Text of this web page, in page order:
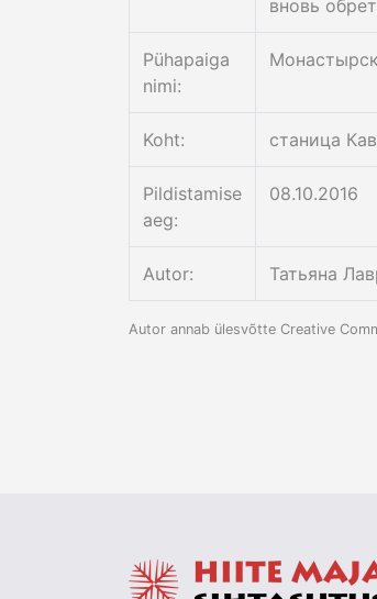
вновь
Pühapaiga
nimi:
Koht: станица
Pildistamise
aeg:
08.10.2016
Autor: Татьяна
Autor annab ülesvõtte Creative